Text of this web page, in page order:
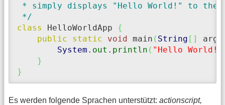
* simply displays "Hello World!" to the
*/
class
HelloWorldApp {
public
static void main ( String [ ] args
System . out . println ( "Hello World!"
}
}
Es werden folgende Sprachen unterstützt: actionscript,